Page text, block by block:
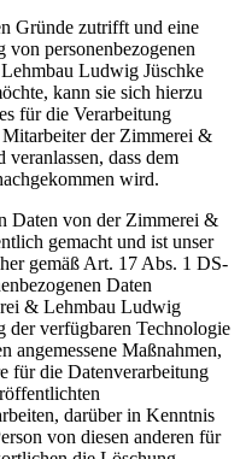
Gründe zutrifft und eine
von personenbezogenen
Ludwig Jüschke
kann sie sich hierzu
für die Verarbeitung
der Zimmerei &
dass dem
wird.
Daten von der Zimmerei &
gemacht und ist unser
gemäß Art. 17 Abs. 1 DS-
Daten
& Lehmbau Ludwig
der verfügbaren Technologie
angemessene Maßnahmen,
für die Datenverarbeitung
darüber in Kenntnis
von diesen anderen für